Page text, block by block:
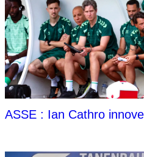
ASSE : Ian Cathro